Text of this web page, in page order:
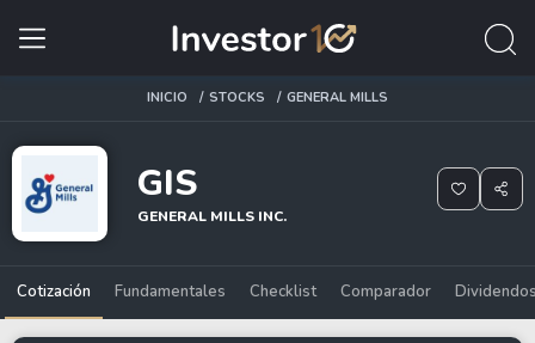
INICIO STOCKS GENERAL MILLS
GIS
GENERAL MILLS INC.
Cotización Fundamentales Checklist Comparador